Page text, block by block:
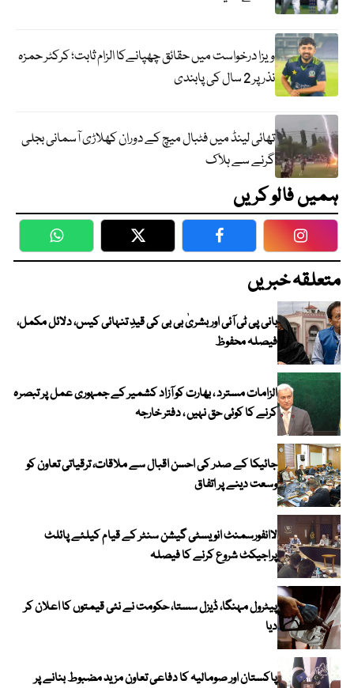
ویزا درخواست میں حقائق چھپانےکا الزام ثابت؛ کرکٹر حمزہ
نذر پر 2 سال کی پابندی
تھائی لینڈ میں فٹبال میچ کے دوران کھلاڑی آسمانی بجلی
گرنے سے ہلاک
ہمیں فالو کریں
WhatsApp Twitter Facebook
متعلقہ خبریں
بانی پی ٹی آئی اور بشریٰ بی بی کی قیدِ تنہائی کیس، دلائل مکمل،
فیصلہ محفوظ
الزامات مسترد ، بھارت کو آزاد کشمیر کے جمہوری عمل پر تبصرہ
کرنے کا کوئی حق نہیں ، دفتر خارجہ
جائیکا کے صدر کی احسن اقبال سے ملاقات، ترقیاتی تعاون کو
وسعت دینے پر اتفاق
لاانفورسمنٹ انویسٹی گیشن سنٹر کے قیام کیلئے پائلٹ
پراجیکٹ شروع کرنے کا فیصلہ
پیٹرول مہنگا، ڈیزل سستا، حکومت نے نئی قیمتوں کا اعلان کر
دیا
پاکستان اور صومالیہ کا دفاعی تعاون مزید مضبوط بنانے پر